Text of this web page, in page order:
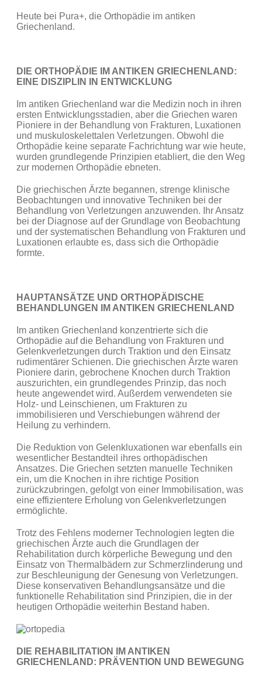
Heute bei Pura+, die Orthopädie im antiken
Griechenland.
DIE ORTHOPÄDIE IM ANTIKEN GRIECHENLAND:
EINE DISZIPLIN IN ENTWICKLUNG
Im antiken Griechenland war die Medizin noch in ihren
ersten Entwicklungsstadien, aber die Griechen waren
Pioniere in der Behandlung von Frakturen, Luxationen
und muskuloskelettalen Verletzungen. Obwohl die
Orthopädie keine separate Fachrichtung war wie heute,
wurden grundlegende Prinzipien etabliert, die den Weg
zur modernen Orthopädie ebneten.
Die griechischen Ärzte begannen, strenge klinische
Beobachtungen und innovative Techniken bei der
Behandlung von Verletzungen anzuwenden. Ihr Ansatz
bei der Diagnose auf der Grundlage von Beobachtung
und der systematischen Behandlung von Frakturen und
Luxationen erlaubte es, dass sich die Orthopädie
formte.
HAUPTANSÄTZE UND ORTHOPÄDISCHE
BEHANDLUNGEN IM ANTIKEN GRIECHENLAND
Im antiken Griechenland konzentrierte sich die
Orthopädie auf die Behandlung von Frakturen und
Gelenkverletzungen durch Traktion und den Einsatz
rudimentärer Schienen. Die griechischen Ärzte waren
Pioniere darin, gebrochene Knochen durch Traktion
auszurichten, ein grundlegendes Prinzip, das noch
heute angewendet wird. Außerdem verwendeten sie
Holz- und Leinschienen, um Frakturen zu
immobilisieren und Verschiebungen während der
Heilung zu verhindern.
Die Reduktion von Gelenkluxationen war ebenfalls ein
wesentlicher Bestandteil ihres orthopädischen
Ansatzes. Die Griechen setzten manuelle Techniken
ein, um die Knochen in ihre richtige Position
zurückzubringen, gefolgt von einer Immobilisation, was
eine effizientere Erholung von Gelenkverletzungen
ermöglichte.
Trotz des Fehlens moderner Technologien legten die
griechischen Ärzte auch die Grundlagen der
Rehabilitation durch körperliche Bewegung und den
Einsatz von Thermalbädern zur Schmerzlinderung und
zur Beschleunigung der Genesung von Verletzungen.
Diese konservativen Behandlungsansätze und die
funktionelle Rehabilitation sind Prinzipien, die in der
heutigen Orthopädie weiterhin Bestand haben.
DIE REHABILITATION IM ANTIKEN
GRIECHENLAND: PRÄVENTION UND BEWEGUNG